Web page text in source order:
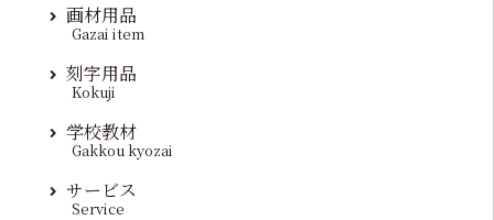
画材用品
Gazai item
刻字用品
Kokuji
学校教材
Gakkou kyozai
サービス
Service